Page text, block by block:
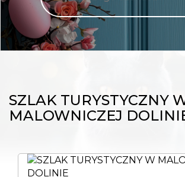
SZLAK TURYSTYCZNY
MALOWNICZEJ